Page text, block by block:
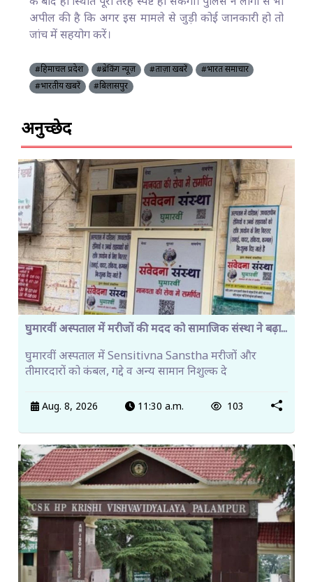
अपील की है कि अगर इस मामले से जुड़ी कोई जानकारी हो तो
जांच में सहयोग करें।
#हिमाचल प्रदेश #ब्रेकिंग न्यूज़ #ताज़ा खबरें
#भारत समाचार
#भारतीय खबरें
#बिलासपुर
अनुच्छेद
घुमारवीं अस्पताल में मरीजों की मदद को सामाजिक संस्था ने बढ़ा...
घुमारवीं अस्पताल में Sensitivna Sanstha मरीजों और
तीमारदारों को कंबल, गद्दे व अन्य सामान निशुल्क दे
Aug. 8, 2026 11:30 a.m. 103